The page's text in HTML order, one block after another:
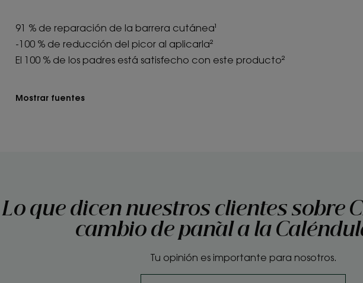
91 % de reparación de la barrera cutánea¹
-100 % de reducción del picor al aplicarla²
El 100 % de los padres está satisfecho con este producto²
Mostrar fuentes
Lo que dicen nuestros clientes sobre
cambio de pañal a la
Tu opinión es importante para nosotros.